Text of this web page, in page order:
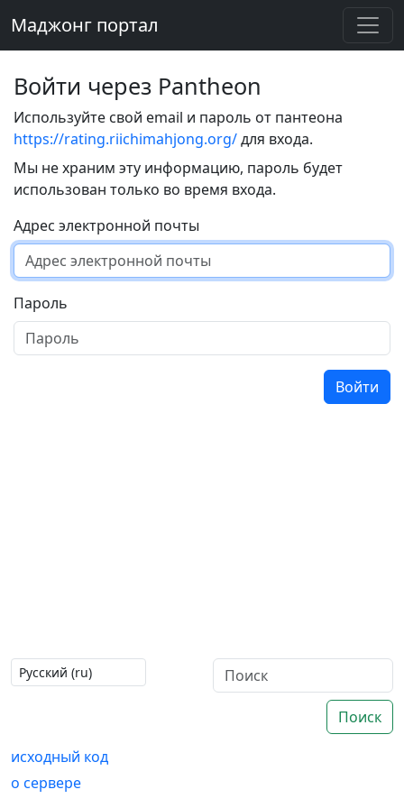
Маджонг портал
Войти через Pantheon
Используйте свой email и пароль от пантеона
https://rating.riichimahjong.org/для входа.
Мы не храним эту информацию, пароль будет
использован только во время входа.
Адрес электронной почты
Пароль
Войти
Поиск
исходный код
о сервере